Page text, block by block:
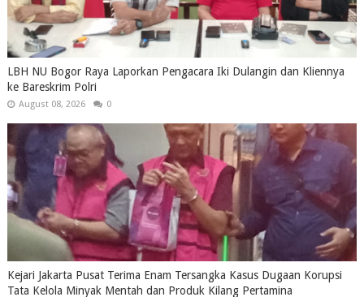
LBH NU Bogor Raya Laporkan Pengacara Iki Dulangin dan Kliennya
ke Bareskrim Polri
August 08, 2026 0
Kejari Jakarta Pusat Terima Enam Tersangka Kasus Dugaan Korupsi
Tata Kelola Minyak Mentah dan Produk Kilang Pertamina